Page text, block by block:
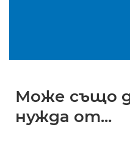
Може също
нужда от...